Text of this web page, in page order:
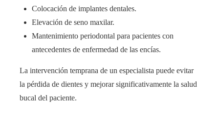
Colocación de implantes dentales.
Elevación de seno maxilar.
Mantenimiento periodontal para pacientes con
antecedentes de enfermedad de las encías.
La intervención temprana de un especialista puede evitar
la pérdida de dientes y mejorar significativamente la salud
bucal del paciente.